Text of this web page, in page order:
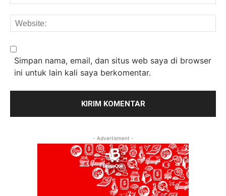
Simpan nama, email, dan situs web saya di browser
ini untuk lain kali saya berkomentar.
- Advertisment -